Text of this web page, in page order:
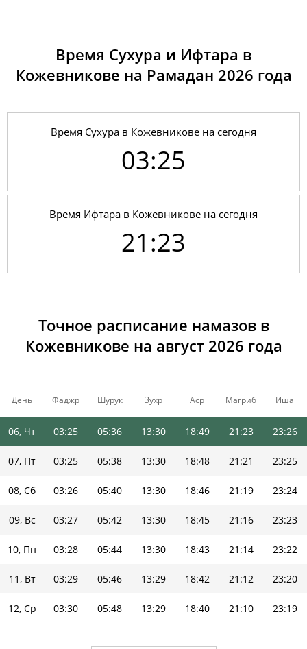
Время Сухура и Ифтара в
Кожевникове на Рамадан 2026 годa
Время Сухура в Кожевникове на сегодня
03:25
Время Ифтара в Кожевникове на сегодня
21:23
Точное расписание намазов в
Кожевникове на август 2026 года
День Фаджр Шурук Зухр Аср Магриб Иша
03, Пн 03:22 05:30 13:30 18:53 21:30 23:30
05, Ср 03:24 05:34 13:30 18:50 21:25 23:27
06, Чт 03:25 05:36 13:30 18:49 21:23 23:26
07, Пт 03:25 05:38 13:30 18:48 21:21 23:25
08, Сб 03:26 05:40 13:30 18:46 21:19 23:24
09, Вс 03:27 05:42 13:30 18:45 21:16 23:23
10, Пн 03:28 05:44 13:30 18:43 21:14 23:22
11, Вт 03:29 05:46 13:29 18:42 21:12 23:20
12, Ср 03:30 05:48 13:29 18:40 21:10 23:19